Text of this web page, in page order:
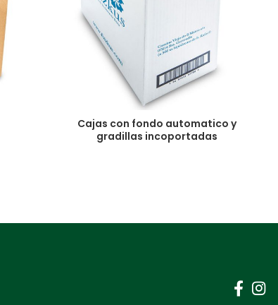
Cajas con fondo automatico y
gradillas incoportadas